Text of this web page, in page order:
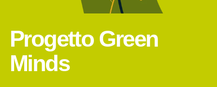
Progetto Green
Minds